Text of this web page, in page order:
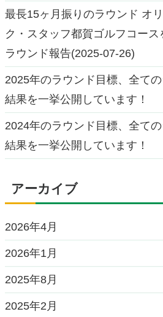
最長15ヶ月振りのラウンド オ
ク・スタッフ都賀ゴルフコース
ラウンド報告(2025-07-26)
2025年のラウンド目標、全て
結果を一挙公開しています！
2024年のラウンド目標、全て
結果を一挙公開しています！
アーカイブ
2026年4月
2026年1月
2025年8月
2025年2月